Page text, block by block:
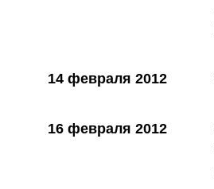
14 февраля 2012
16 февраля 2012